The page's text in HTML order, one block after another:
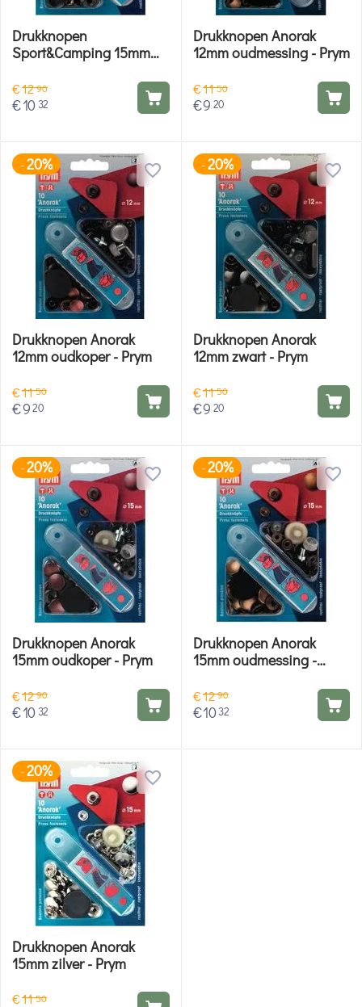
Drukknopen
Sport&Camping 15mm
€1290
€10 32
Drukknopen Anorak
12mm oudmessing - Prym
€1150
€9 20
-20%
Drukknopen Anorak
12mm oudkoper - Prym
€1150
€920
-20%
Drukknopen Anorak
12mm zwart - Prym
€1150
€9 20
-20%
Drukknopen Anorak
15mm oudkoper - Prym
€1290
€10 32
-20%
Drukknopen Anorak
15mm oudmessing -
€1290
€10 32
-20%
Drukknopen Anorak
15mm zilver - Prym
€1150